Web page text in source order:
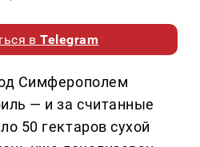
вTelegram
Симферополем
— и за считанные
50 гектаров сухой